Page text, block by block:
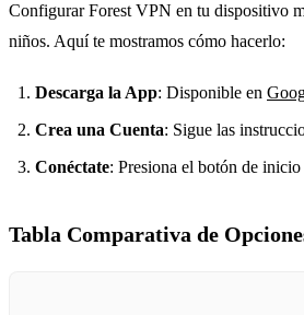
Configurar Forest VPN en tu dispositivo
niños. Aquí te mostramos cómo hacerlo:
Descarga la App: Disponible en
Crea una Cuenta: Sigue las
Conéctate: Presiona el botón de
Tabla Comparativa de